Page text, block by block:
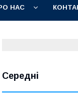
НАС
Середні